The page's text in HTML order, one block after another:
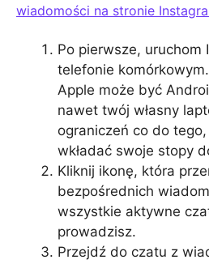
wiadomości na stronie
Po pierwsze, uruchom
telefonie
Apple może być
nawet twój własny
ograniczeń co do
wkładać swoje stopy
Kliknij ikonę, która
bezpośrednich
wszystkie aktywne
prowadzisz.
Przejdź do czatu z